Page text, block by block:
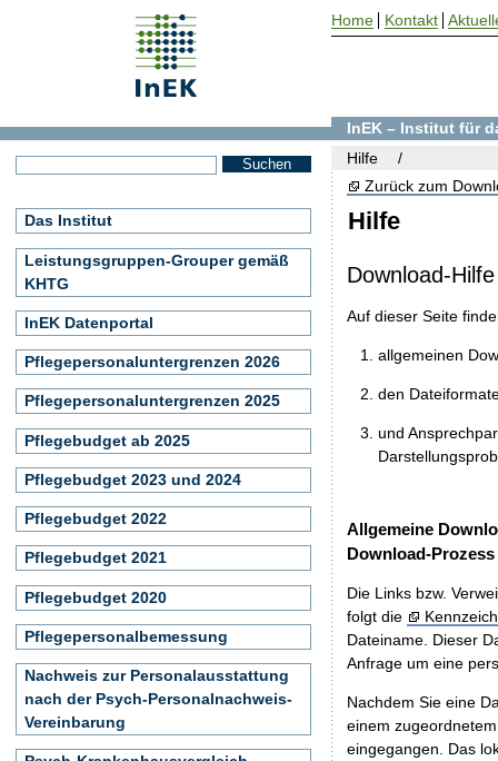
Hilfe
Zurück zum
Download-Hilfe
Auf dieser Seite
allgemeinen
den
und
Allgemeine
Download-Prozess
Die Links bzw.
folgt die
Dateiname. Dieser
Anfrage um eine
Nachdem Sie eine
einem
eingegangen. Das
InEK – Institut für
Hilfe
Das Institut
Leistungsgruppen-Grouper gemäß
KHTG
InEK Datenportal
Pflegepersonaluntergrenzen 2026
Pflegepersonaluntergrenzen 2025
Pflegebudget ab 2025
Pflegebudget 2023 und 2024
Pflegebudget 2022
Pflegebudget 2021
Pflegebudget 2020
Pflegepersonalbemessung
Nachweis zur Personalausstattung
nach der Psych-Personalnachweis-
Vereinbarung
Home Kontakt